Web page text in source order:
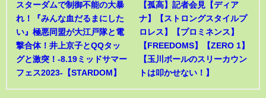
スターダムで制御不能の大暴
れ！『みんな血だるまにした
い』極悪同盟が大江戸隊と電
撃合体！井上京子とQQタッ
グと激突！-8.19ミッドサマー
フェス2023-【STARDOM】
【孤高】記者会見【ディア
ナ】【ストロングスタイルプ
ロレス】【プロミネンス】
【FREEDOMS】【ZERO 1】
【玉川ボールのスリーカウン
トは叩かせない！】